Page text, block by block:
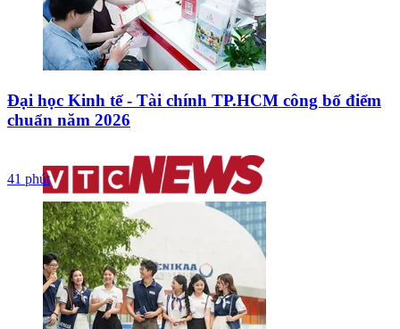
Đại học Kinh tế - Tài chính TP.HCM công bố điểm
chuẩn năm 2026
41 phút